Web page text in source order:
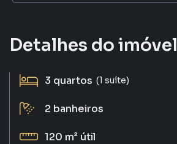
Detalhes do imóvel
3 quartos (1 suíte)
2 banheiros
120 m² útil